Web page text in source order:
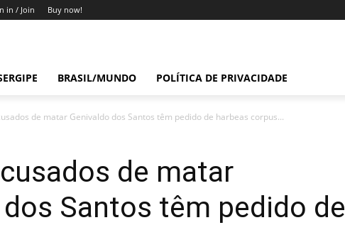
in / Join Buy now!
BRASIL/MUNDO POLÍTICA DE PRIVACIDADE
de matar Genivaldo dos Santos têm pedido de harbeas corpus...
de matar
Santos têm pedido de